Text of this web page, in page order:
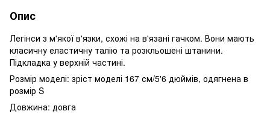
Опис
Легінси з м'якої в'язки, схожі на в'язані гачком. Вони мають
класичну еластичну талію та розкльошені штанини.
Підкладка у верхній частині.
Розмір моделі: зріст моделі 167 см/5'6 дюймів, одягнена в
розмір S
Довжина: довга